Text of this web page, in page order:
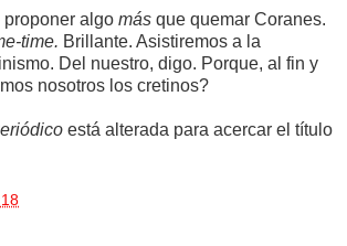
algo más que quemar Coranes.
time. Brillante. Asistiremos a la
Del nuestro, digo. Porque, al fin y
nosotros los cretinos?
está alterada para acercar el título